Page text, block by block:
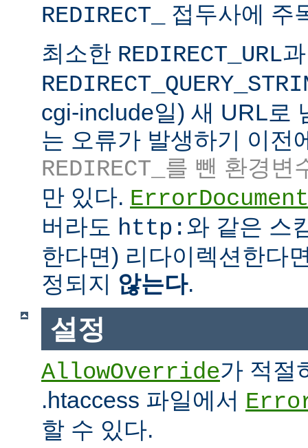
REDIRECT_
접두사에 주
최소한 REDIRECT_URL과
cgi-include일) 새 URL로
는 오류가 발생하기 이전
REDIRECT_ 를 뺀 환경변
만 있다. ErrorDocument
버라도 http: 와 같은 스
한다면) 리다이렉션한다
정되지 않는다.
설정
AllowOverride가 적절
.htaccess 파일에서
할 수 있다.